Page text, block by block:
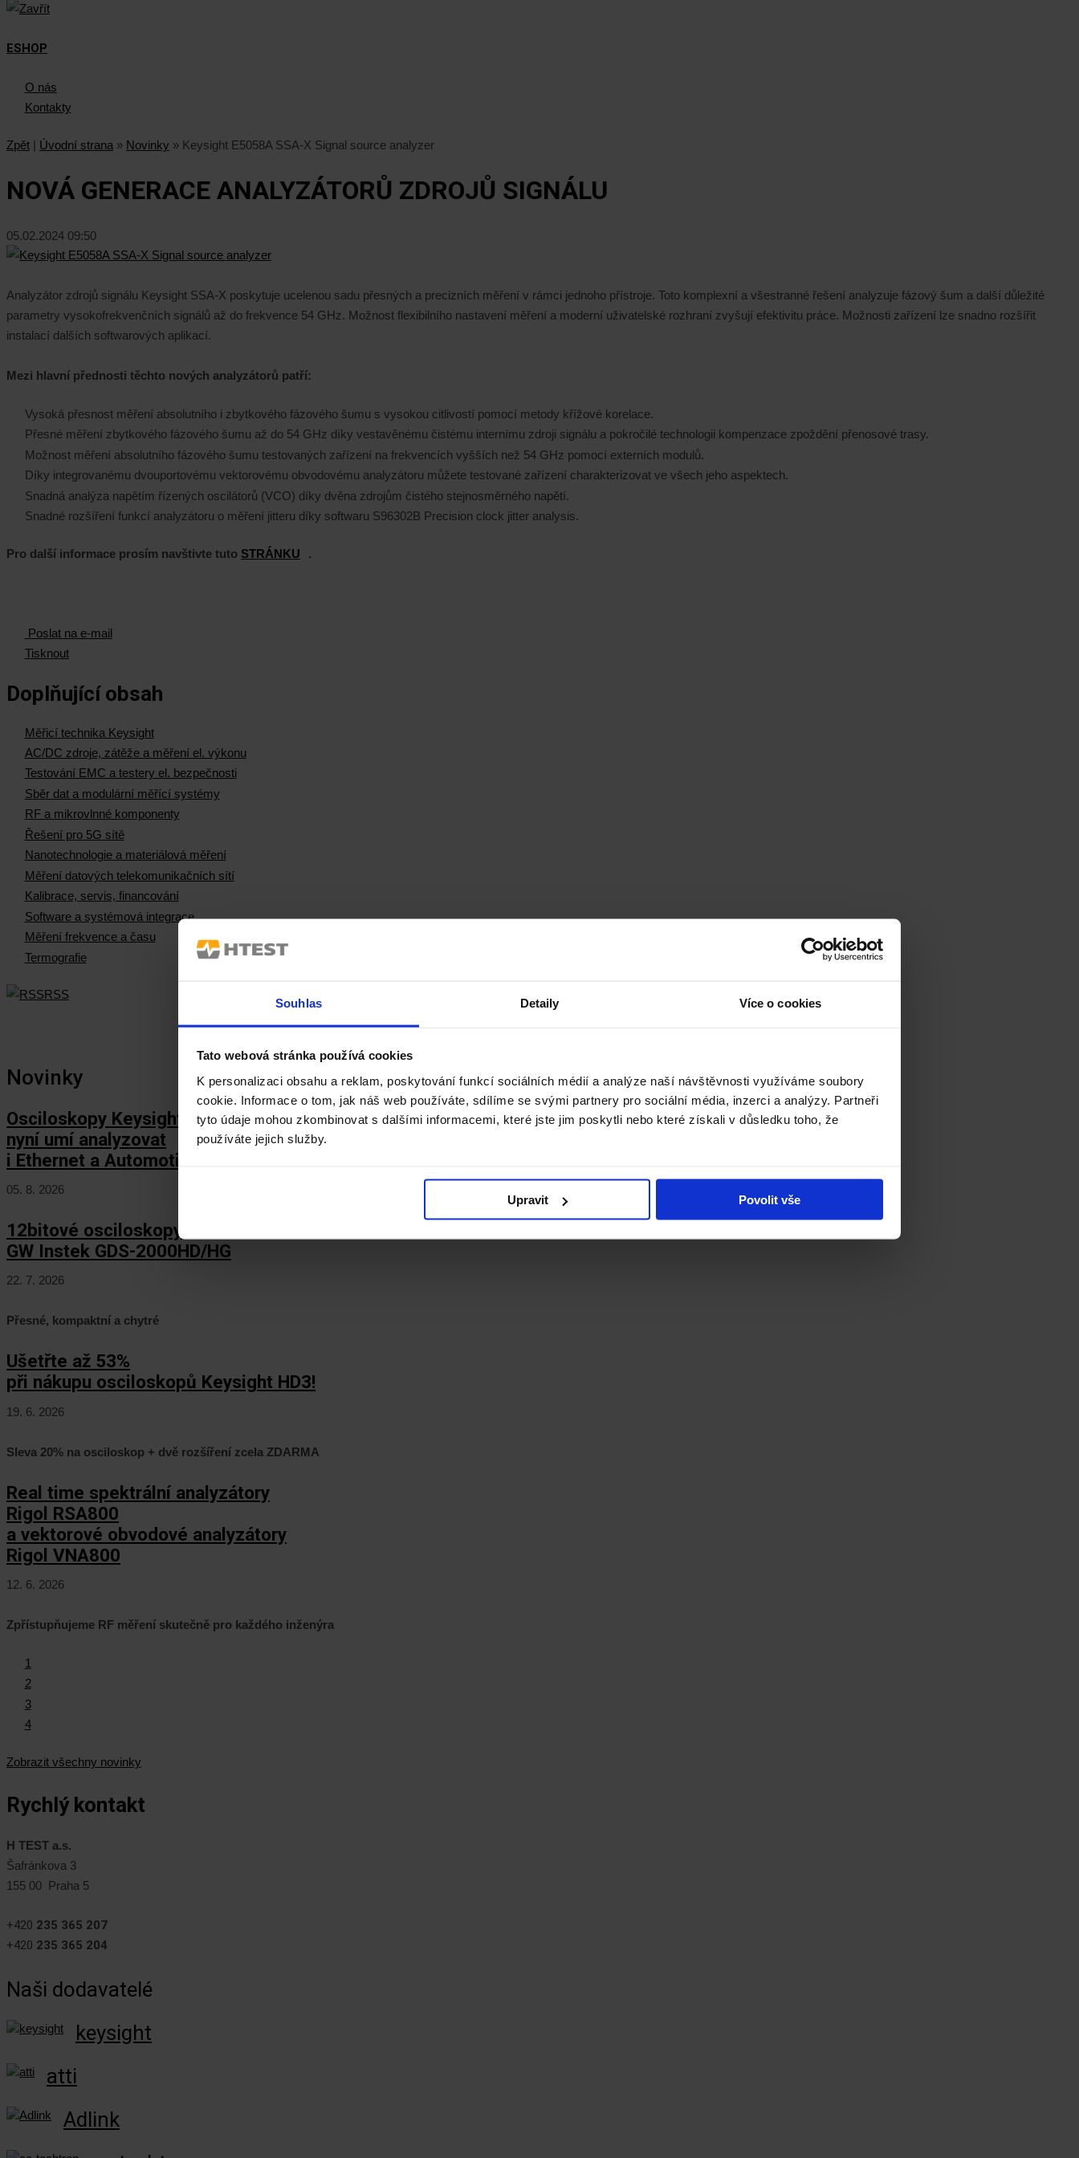
Souhlas Detaily Více o cookies
Tato webová stránka používá cookies
K personalizaci obsahu a reklam, poskytování funkcí sociálních médií a analýze naší návštěvnosti využíváme soubory
cookie. Informace o tom, jak náš web používáte, sdílíme se svými partnery pro sociální média, inzerci a analýzy. Partneři
tyto údaje mohou zkombinovat s dalšími informacemi, které jste jim poskytli nebo které získali v důsledku toho, že
používáte jejich služby.
Upravit Povolit vše
ESHOP
O nás
Kontakty
Zpět | Úvodní strana » Novinky » Keysight E5058A SSA-X Signal source analyzer
NOVÁ GENERACE ANALYZÁTORŮ ZDROJŮ SIGNÁLU
05.02.2024 09:50
Analyzátor zdrojů signálu Keysight SSA-X poskytuje ucelenou sadu přesných a precizních měření v rámci jednoho přístroje. Toto komplexní a všestranné řešení analyzuje fázový šum a další důležité
parametry vysokofrekvenčních signálů až do frekvence 54 GHz. Možnost flexibilního nastavení měření a moderní uživatelské rozhraní zvyšují efektivitu práce. Možnosti zařízení lze snadno rozšířit
instalací dalších softwarových aplikací.
Mezi hlavní přednosti těchto nových analyzátorů patří:
Vysoká přesnost měření absolutního i zbytkového fázového šumu s vysokou citlivostí pomocí metody křížové korelace.
Přesné měření zbytkového fázového šumu až do 54 GHz díky vestavěnému čistému internímu zdroji signálu a pokročilé technologii kompenzace zpoždění přenosové trasy.
Možnost měření absolutního fázového šumu testovaných zařízení na frekvencích vyšších než 54 GHz pomocí externích modulů.
Díky integrovanému dvouportovému vektorovému obvodovému analyzátoru můžete testované zařízení charakterizovat ve všech jeho aspektech.
Snadná analýza napětím řízených oscilátorů (VCO) díky dvěna zdrojům čistého stejnosměrného napětí.
Snadné rozšíření funkcí analyzátoru o měření jitteru díky softwaru S96302B Precision clock jitter analysis.
Pro další informace prosím navštivte tuto STRÁNKU .
Poslat na e-mail
Tisknout
Doplňující obsah
Měřicí technika Keysight
AC/DC zdroje, zátěže a měření el. výkonu
Testování EMC a testery el. bezpečnosti
Sběr dat a modulární měřící systémy
RF a mikrovlnné komponenty
Řešení pro 5G sítě
Nanotechnologie a materiálová měření
Měření datových telekomunikačních sítí
Kalibrace, servis, financování
Software a systémová integrace
Měření frekvence a času
Termografie
RSS
Novinky
Osciloskopy Keysight HD3
nyní umí analyzovat
i Ethernet a Automotive Ethernet!
05. 8. 2026
12bitové osciloskopy
GW Instek GDS-2000HD/HG
22. 7. 2026
Přesné, kompaktní a chytré
Ušetřte až 53%
při nákupu osciloskopů Keysight HD3!
19. 6. 2026
Sleva 20% na osciloskop + dvě rozšíření zcela ZDARMA
Real time spektrální analyzátory
Rigol RSA800
a vektorové obvodové analyzátory
Rigol VNA800
12. 6. 2026
Zpřístupňujeme RF měření skutečně pro každého inženýra
1
2
3
4
Zobrazit všechny novinky
Rychlý kontakt
H TEST a.s.
Šafránkova 3
155 00 Praha 5
+420 235 365 207
+420 235 365 204
Naši dodavatelé
keysight
atti
Adlink